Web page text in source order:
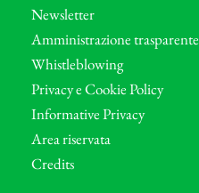
Newsletter
Amministrazione trasparente
Whistleblowing
Privacy e Cookie Policy
Informative Privacy
Area riservata
Credits